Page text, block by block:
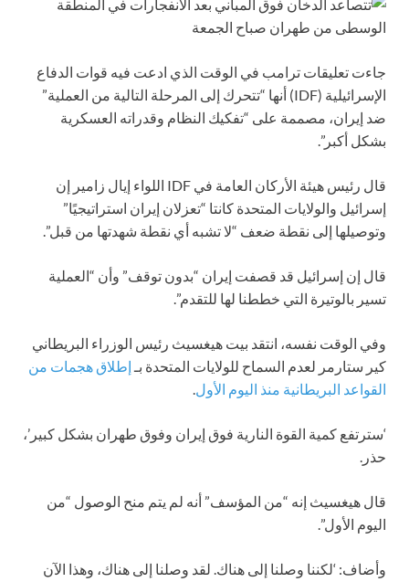
جاءت تعليقات ترامب في الوقت الذي ادعت فيه قوات الدفاع
الإسرائيلية (IDF) أنها “تتحرك إلى المرحلة التالية من العملية”
ضد إيران، مصممة على “تفكيك النظام وقدراته العسكرية
بشكل أكبر”.
قال رئيس هيئة الأركان العامة في IDF اللواء إيال زامير إن
إسرائيل والولايات المتحدة كانتا “تعزلان إيران استراتيجيًا”
وتوصيلها إلى نقطة ضعف “لا تشبه أي نقطة شهدتها من قبل”.
قال إن إسرائيل قد قصفت إيران “بدون توقف” وأن “العملية
تسير بالوتيرة التي خططنا لها للتقدم”.
وفي الوقت نفسه، انتقد بيت هيغسيث رئيس الوزراء البريطاني
كير ستارمر لعدم السماح للولايات المتحدة بـ إطلاق هجمات من
القواعد البريطانية منذ اليوم الأول.
‘سترتفع كمية القوة النارية فوق إيران وفوق طهران بشكل كبير’،
حذر.
قال هيغسيث إنه “من المؤسف” أنه لم يتم منح الوصول “من
اليوم الأول”.
وأضاف: ‘لكننا وصلنا إلى هناك. لقد وصلنا إلى هناك، وهذا الآن